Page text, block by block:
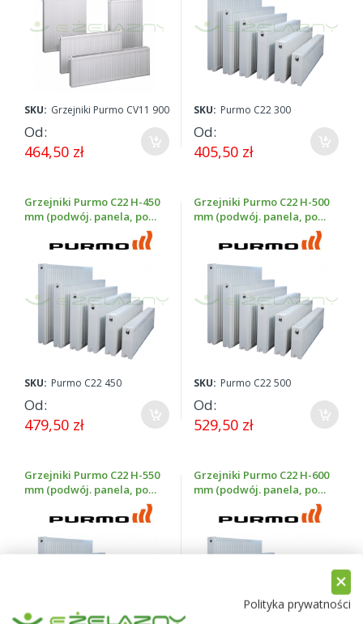
SKU: Grzejniki Purmo CV11 900
Od
464,50 zł
SKU: Purmo C22 300
Od
405,50 zł
Grzejniki Purmo C22 H-450
mm (podwój. panela, podł.
SKU: Purmo C22 450
Od
479,50 zł
Grzejniki Purmo C22 H-500
mm (podwój. panela, podł.
SKU: Purmo C22 500
Od
529,50 zł
Grzejniki Purmo C22 H-550
mm (podwój. panela, podł.
Grzejniki Purmo C22 H-600
mm (podwój. panela, podł.
Polityka prywatności